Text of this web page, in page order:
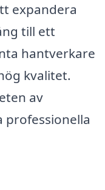
expandera
till ett
hantverkare
kvalitet.
av
professionella